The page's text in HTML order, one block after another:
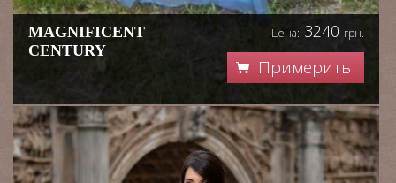
MAGNIFICENT
CENTURY
Цена: 3240 грн.
Примерить